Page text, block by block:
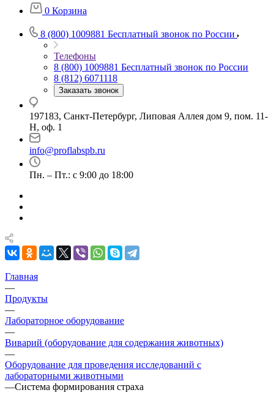
0 Корзина
8 (800) 1009881 Бесплатный звонок по России
Телефоны
8 (800) 1009881 Бесплатный звонок по России
8 (812) 6071118
Заказать звонок
197183, Санкт-Петербург, Липовая Аллея дом 9, пом. 11-
Н, оф. 1
info@proflabspb.ru
Пн. – Пт.: с 9:00 до 18:00
Главная
—
Продукты
—
Лабораторное оборудование
—
Виварий (оборудование для содержания животных)
—
Оборудование для проведения исследований с
лабораторными животными
—Система формирования страха